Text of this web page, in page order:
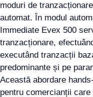
moduri de
automat. În modul
Immediate Evex 500
tranzacționare,
executând tranzacții
predominante și pe
Această abordare
pentru comercianții